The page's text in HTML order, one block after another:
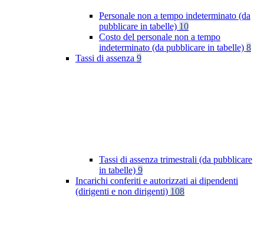
Personale non a tempo indeterminato (da
pubblicare in tabelle) 10
Costo del personale non a tempo
indeterminato (da pubblicare in tabelle) 8
Tassi di assenza 9
Tassi di assenza trimestrali (da pubblicare
in tabelle) 9
Incarichi conferiti e autorizzati ai dipendenti
(dirigenti e non dirigenti) 108